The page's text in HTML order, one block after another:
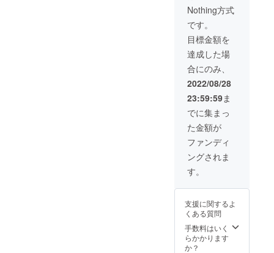
縄コーヒー
援農隊」事
業開始
2020年一般
社団法人沖
縄コーヒー
協会設立、
初代会長就
任。同年琉
球大学で
「沖
縄コーヒー
サミット」
開催。
2021年厚生
労働省事業
の地域家族
会の設立と
Nothing方式
です。
目標金額を
達成した場
合にのみ、
2022/08/28
23:59:59ま
でに集まっ
た金額が
ファンディ
ングされま
す。
支援に関するよ
くある質問
手数料はいく
らかかります
か？